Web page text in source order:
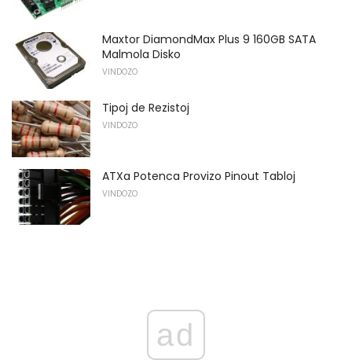
Maxtor DiamondMax Plus 9 160GB SATA
Malmola Disko
VINDOZO
Tipoj de Rezistoj
VINDOZO
ATXa Potenca Provizo Pinout Tabloj
VINDOZO
ad